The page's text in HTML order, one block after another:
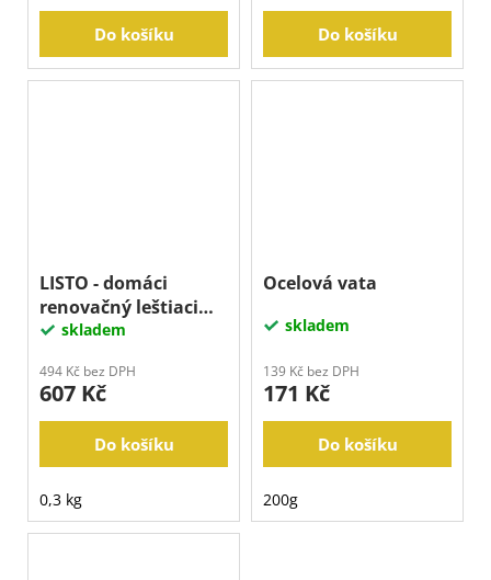
Do košíku Do košíku
LISTO - domáci
renovačný leštiaci
vosk - 250 ml
skladem
494 Kč bez DPH
607 Kč
Do košíku
0,3 kg
Ocelová vata
skladem
139 Kč bez DPH
171 Kč
Do košíku
200g